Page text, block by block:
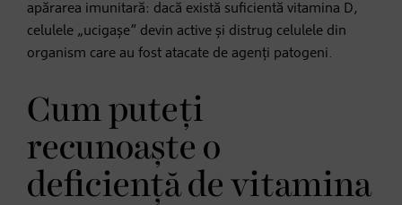
apărarea imunitară: dacă există suficientă vitamina D,
celulele „ucigașe” devin active și distrug celulele din
organism care au fost atacate de agenți patogeni.
Cum puteți
recunoaște o
deficiență de vitamina